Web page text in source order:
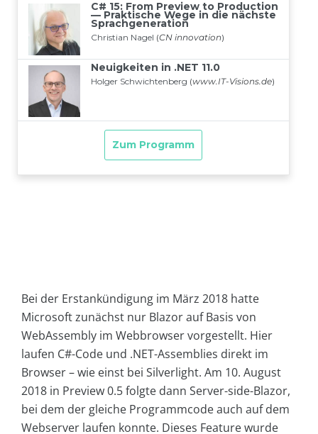
Bei der Erstankündigung im März 2018 hatte
Microsoft zunächst nur Blazor auf Basis von
WebAssembly im Webbrowser vorgestellt. Hier
laufen C#-Code und .NET-Assemblies direkt im
Browser – wie einst bei Silverlight. Am 10. August
2018 in Preview 0.5 folgte dann Server-side-Blazor,
bei dem der gleiche Programmcode auch auf dem
Webserver laufen konnte. Dieses Feature wurde